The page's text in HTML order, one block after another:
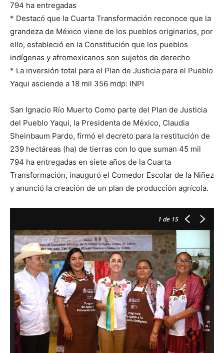
794 ha entregadas
* Destacó que la Cuarta Transformación reconoce que la
grandeza de México viene de los pueblos originarios, por
ello, estableció en la Constitución que los pueblos
indígenas y afromexicanos son sujetos de derecho
* La inversión total para el Plan de Justicia para el Pueblo
Yaqui asciende a 18 mil 356 mdp: INPI
San Ignacio Río Muerto Como parte del Plan de Justicia
del Pueblo Yaqui, la Presidenta de México, Claudia
Sheinbaum Pardo, firmó el decreto para la restitución de
239 hectáreas (ha) de tierras con lo que suman 45 mil
794 ha entregadas en siete años de la Cuarta
Transformación, inauguró el Comedor Escolar de la Niñez
y anunció la creación de un plan de producción agrícola.
1 de 15